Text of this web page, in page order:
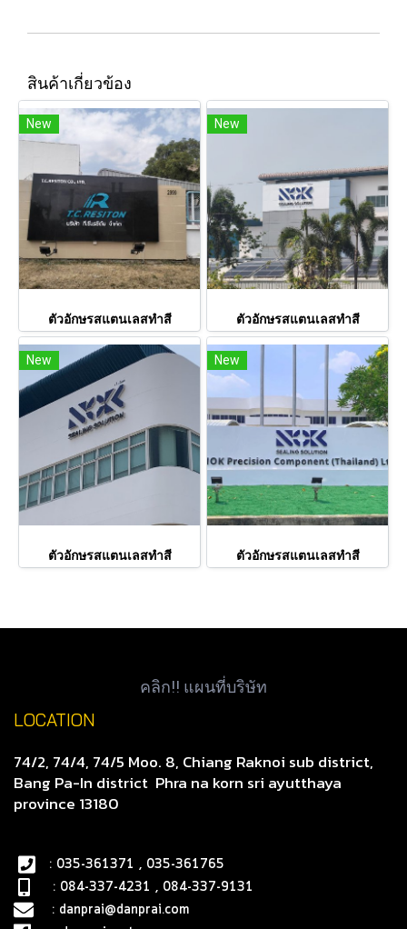
สินค้าเกี่ยวข้อง
New
ตัวอักษรสแตนเลสทำสี
New
ตัวอักษรสแตนเลสทำสี
New
ตัวอักษรสแตนเลสทำสี
New
ตัวอักษรสแตนเลสทำสี
คลิก!! แผนที่บริษัท
LOCATION
74/2, 74/4, 74/5 Moo. 8, Chiang Raknoi sub district,
Bang Pa-In district Phra na korn sri ayutthaya
province 13180
: 035-361371 , 035-361765
: 084-337-4231 , 084-337-9131
: danprai@danprai.com